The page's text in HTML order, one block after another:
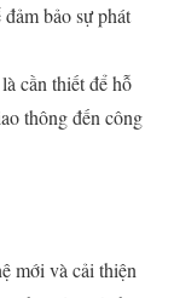
bảo sự phát
cần thiết để hỗ
thông đến công
mới và cải thiện